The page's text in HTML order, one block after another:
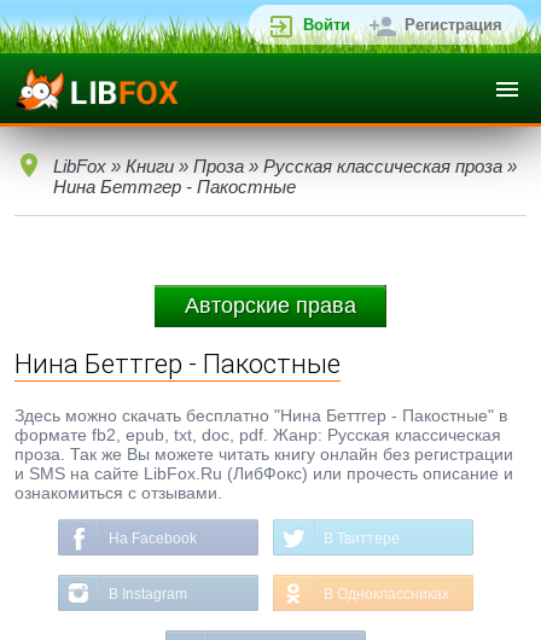
Войти Регистрация
LibFox » Книги » Проза » Русская классическая проза »
Нина Беттгер - Пакостные
Авторские права
Нина Беттгер - Пакостные
Здесь можно скачать бесплатно "Нина Беттгер - Пакостные" в
формате fb2, epub, txt, doc, pdf. Жанр: Русская классическая
проза. Так же Вы можете читать книгу онлайн без регистрации
и SMS на сайте LibFox.Ru (ЛибФокс) или прочесть описание и
ознакомиться с отзывами.
На Facebook В Твиттере
В Instagram В Одноклассниках